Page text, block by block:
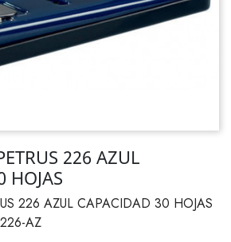
226 AZUL
HOJAS
226 AZUL CAPACIDAD 30 HOJAS
AZ